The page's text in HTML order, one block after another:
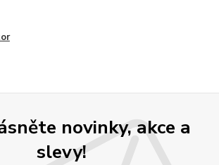
novinky, akce a
slevy!